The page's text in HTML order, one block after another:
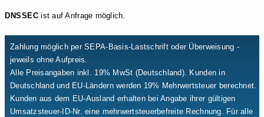
DNSSEC ist auf Anfrage möglich.
Zahlung möglich per SEPA-Basis-Lastschrift oder Überweisung -
jeweils ohne Aufpreis.
Alle Preisangaben inkl. 19% MwSt (Deutschland). Kunden in
Deutschland und EU-Ländern werden 19% Mehrwertsteuer berechnet.
Kunden aus dem EU-Ausland erhalten bei Angabe ihrer gültigen
Umsatzsteuer-ID-Nr. eine mehrwertsteuerbefreite Rechnung. Für alle